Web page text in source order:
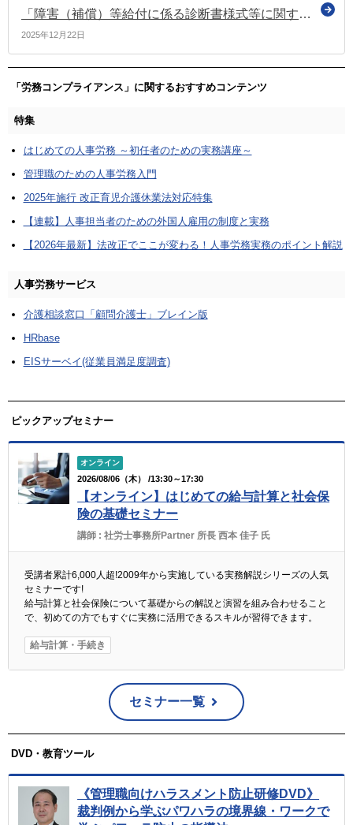
「障害（補償）等給付に係る診断書様式等に関する検討会」を設置（厚労省）
2025年12月22日
「労務コンプライアンス」に関するおすすめコンテンツ
特集
はじめての人事労務 ～初任者のための実務講座～
管理職のための人事労務入門
2025年施行 改正育児介護休業法対応特集
【連載】人事担当者のための外国人雇用の制度と実務
【2026年最新】法改正でここが変わる！人事労務実務のポイント解説
人事労務サービス
介護相談窓口「顧問介護士」ブレイン版
HRbase
EISサーベイ(従業員満足度調査)
ピックアップセミナー
オンライン
2026/08/06（木） /13:30～17:30
【オンライン】はじめての給与計算と社会保
険の基礎セミナー
講師 :社労士事務所Partner 所長 西本 佳子 氏
受講者累計6,000人超!2009年から実施している実務解説シリーズの人気
セミナーです!
給与計算と社会保険について基礎からの解説と演習を組み合わせること
で、初めての方でもすぐに実務に活用できるスキルが習得できます。
給与計算・手続き
セミナー一覧
DVD・教育ツール
《管理職向けハラスメント防止研修DVD》
裁判例から学ぶパワハラの境界線・ワークで